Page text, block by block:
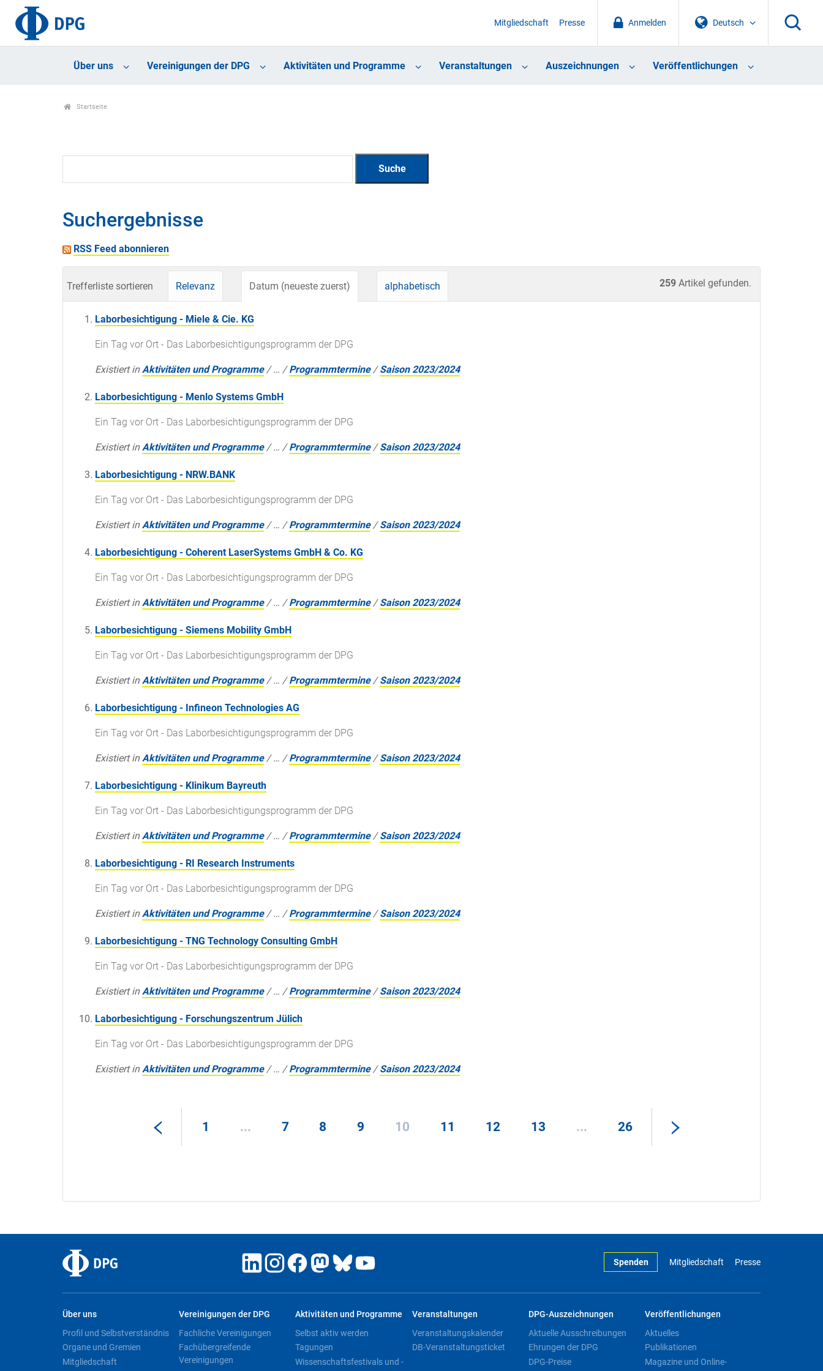
Deutsch
Anmelden
Mitgliedschaft Presse
Über uns Vereinigungen der DPG Aktivitäten und Programme Veranstaltungen Auszeichnungen Veröffentlichungen
Startseite
Suchergebnisse
RSS Feed abonnieren
259 Artikel gefunden.
Trefferliste sortieren Relevanz Datum (neueste zuerst) alphabetisch
Laborbesichtigung - Miele & Cie. KG
Ein Tag vor Ort - Das Laborbesichtigungsprogramm der DPG
Existiert in Aktivitäten und Programme /… /Programmtermine /Saison 2023/2024
Laborbesichtigung - Menlo Systems GmbH
Ein Tag vor Ort - Das Laborbesichtigungsprogramm der DPG
Existiert in Aktivitäten und Programme /… /Programmtermine /Saison 2023/2024
Laborbesichtigung - NRW.BANK
Ein Tag vor Ort - Das Laborbesichtigungsprogramm der DPG
Existiert in Aktivitäten und Programme /… /Programmtermine /Saison 2023/2024
Laborbesichtigung - Coherent LaserSystems GmbH & Co. KG
Ein Tag vor Ort - Das Laborbesichtigungsprogramm der DPG
Existiert in Aktivitäten und Programme /… /Programmtermine /Saison 2023/2024
Laborbesichtigung - Siemens Mobility GmbH
Ein Tag vor Ort - Das Laborbesichtigungsprogramm der DPG
Existiert in Aktivitäten und Programme /… /Programmtermine /Saison 2023/2024
Laborbesichtigung - Infineon Technologies AG
Ein Tag vor Ort - Das Laborbesichtigungsprogramm der DPG
Existiert in Aktivitäten und Programme /… /Programmtermine /Saison 2023/2024
Laborbesichtigung - Klinikum Bayreuth
Ein Tag vor Ort - Das Laborbesichtigungsprogramm der DPG
Existiert in Aktivitäten und Programme /… /Programmtermine /Saison 2023/2024
Laborbesichtigung - RI Research Instruments
Ein Tag vor Ort - Das Laborbesichtigungsprogramm der DPG
Existiert in Aktivitäten und Programme /… /Programmtermine /Saison 2023/2024
Laborbesichtigung - TNG Technology Consulting GmbH
Ein Tag vor Ort - Das Laborbesichtigungsprogramm der DPG
Existiert in Aktivitäten und Programme /… /Programmtermine /Saison 2023/2024
Laborbesichtigung - Forschungszentrum Jülich
Ein Tag vor Ort - Das Laborbesichtigungsprogramm der DPG
Existiert in Aktivitäten und Programme /… /Programmtermine /Saison 2023/2024
1 ... 7 8 9 10 11 12 13 ... 26
Spenden Mitgliedschaft Presse
Über uns
Profil und Selbstverständnis
Organe und Gremien
Mitgliedschaft
Vereinigungen der DPG
Fachliche Vereinigungen
Fachübergreifende
Vereinigungen
Aktivitäten und Programme
Selbst aktiv werden
Tagungen
Wissenschaftsfestivals und -
Veranstaltungen
Veranstaltungskalender
DB-Veranstaltungsticket
DPG-Auszeichnungen
Aktuelle Ausschreibungen
Ehrungen der DPG
DPG-Preise
Veröffentlichungen
Aktuelles
Publikationen
Magazine und Online-